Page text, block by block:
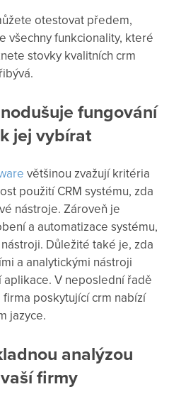
otestovat předem,
všechny funkcionality, které
stovky kvalitních crm
fungování
jejvybírat
většinou zvažují kritéria
použití CRM systému, zda
nástroje. Zároveň je
a automatizace systému,
Důležité také je, zda
a analytickými nástroji
V neposlední řadě
poskytující crm nabízí
jazyce.
analýzou
firmy